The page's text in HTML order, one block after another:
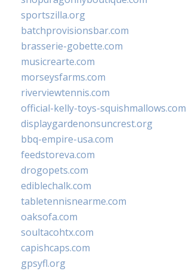
sportszilla.org
batchprovisionsbar.com
brasserie-gobette.com
musicrearte.com
morseysfarms.com
riverviewtennis.com
official-kelly-toys-squishmallows.com
displaygardenonsuncrest.org
bbq-empire-usa.com
feedstoreva.com
drogopets.com
ediblechalk.com
tabletennisnearme.com
oaksofa.com
soultacohtx.com
capishcaps.com
gpsyfl.org